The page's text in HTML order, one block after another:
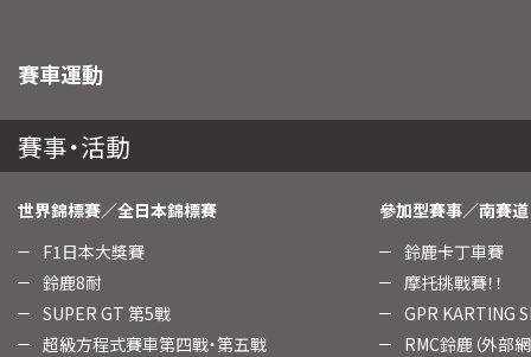
賽車運動
賽事・活動
世界錦標賽／全日本錦標賽
F1日本大獎賽
鈴鹿8耐
SUPER GT 第5戰
超級方程式賽車第四戰・第五戰
參加型賽事／南賽道
鈴鹿卡丁車賽
摩托挑戰賽！！
GPR KARTING
RMC鈴鹿（外部網